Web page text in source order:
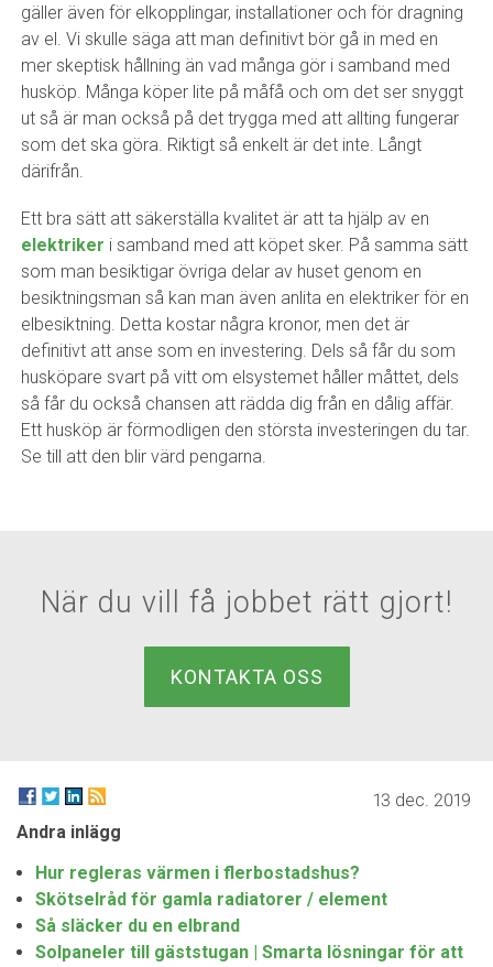
gäller även för elkopplingar, installationer och för dragning
av el. Vi skulle säga att man definitivt bör gå in med en
mer skeptisk hållning än vad många gör i samband med
husköp. Många köper lite på måfå och om det ser snyggt
ut så är man också på det trygga med att allting fungerar
som det ska göra. Riktigt så enkelt är det inte. Långt
därifrån.
Ett bra sätt att säkerställa kvalitet är att ta hjälp av en
elektriker i samband med att köpet sker. På samma sätt
som man besiktigar övriga delar av huset genom en
besiktningsman så kan man även anlita en elektriker för en
elbesiktning. Detta kostar några kronor, men det är
definitivt att anse som en investering. Dels så får du som
husköpare svart på vitt om elsystemet håller måttet, dels
så får du också chansen att rädda dig från en dålig affär.
Ett husköp är förmodligen den största investeringen du tar.
Se till att den blir värd pengarna.
När du vill få jobbet rätt gjort!
KONTAKTA OSS
13 dec. 2019
Andra inlägg
Hur regleras värmen i flerbostadshus?
Skötselråd för gamla radiatorer / element
Så släcker du en elbrand
Solpaneler till gäststugan | Smarta lösningar för att